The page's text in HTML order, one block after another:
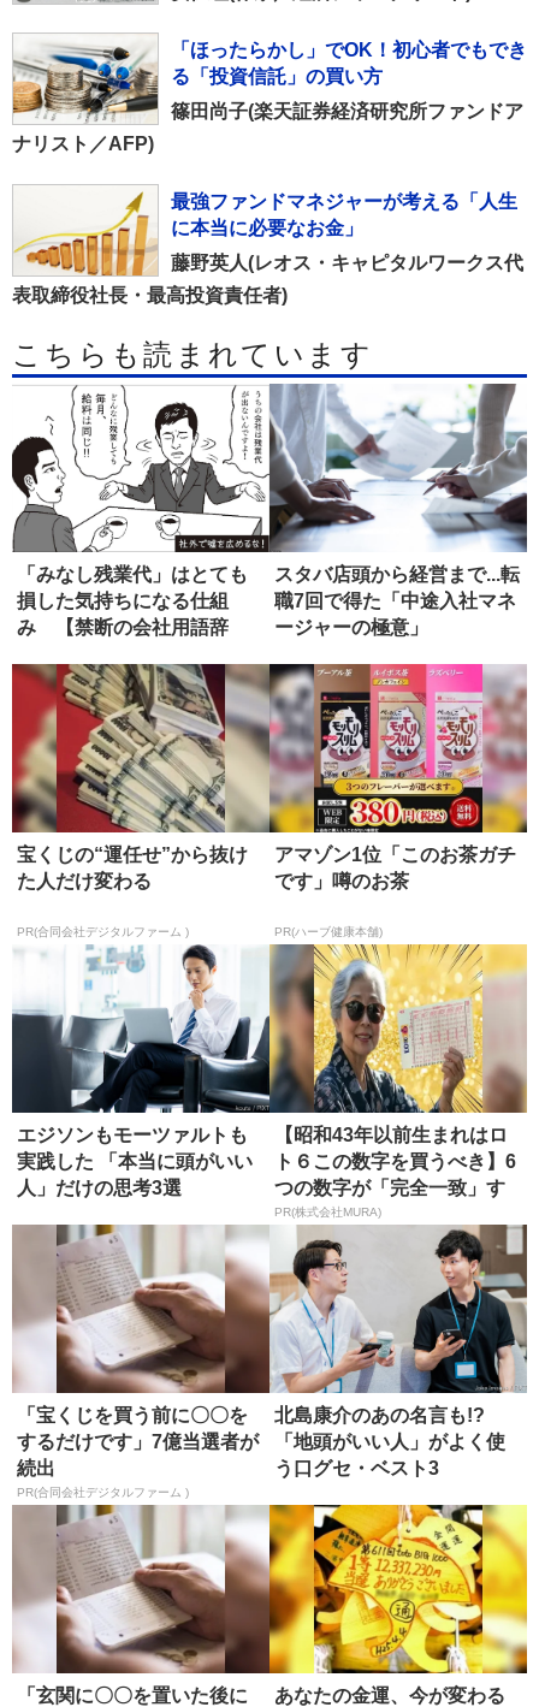
「ほったらかし」でOK！初心者でもでき
る「投資信託」の買い方
篠田尚子(楽天証券経済研究所ファンドア
ナリスト／AFP)
最強ファンドマネジャーが考える「人生
に本当に必要なお金」
藤野英人(レオス・キャピタルワークス代
表取締役社長・最高投資責任者)
こちらも読まれています
「みなし残業代」はとても
損した気持ちになる仕組
み 【禁断の会社用語辞
スタバ店頭から経営まで...転
職7回で得た「中途入社マネ
ージャーの極意」
宝くじの“運任せ”から抜け
た人だけ変わる
PR(合同会社デジタルファーム )
アマゾン1位「このお茶ガチ
です」噂のお茶
PR(ハーブ健康本舗)
エジソンもモーツァルトも
実践した 「本当に頭がいい
人」だけの思考3選
【昭和43年以前生まれはロ
ト６この数字を買うべき】6
つの数字が「完全一致」す
る方...
PR(株式会社MURA)
「宝くじを買う前に〇〇を
するだけです」7億当選者が
続出
PR(合同会社デジタルファーム )
北島康介のあの名言も!?
「地頭がいい人」がよく使
う口グセ・ベスト3
「玄関に〇〇を置いた後に
あなたの金運、今が変わる